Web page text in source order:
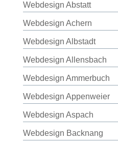
Webdesign Abstatt
Webdesign Achern
Webdesign Albstadt
Webdesign Allensbach
Webdesign Ammerbuch
Webdesign Appenweier
Webdesign Aspach
Webdesign Backnang